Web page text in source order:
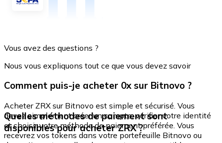
Vous avez des questions ?
Nous vous expliquons tout ce que vous devez savoir
Comment puis-je acheter 0x sur Bitnovo ?
Acheter ZRX sur Bitnovo est simple et sécurisé. Vous
devez simplement créer un compte, vérifier votre identité
et choisir votre méthode de paiement préférée. Vous
recevrez vos tokens dans votre portefeuille Bitnovo ou
Quelles méthodes de paiement sont
disponibles pour acheter ZRX ?